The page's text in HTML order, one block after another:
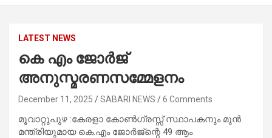
LATEST NEWS
കെ എം ജോർജ്
അനുസ്മരണസമ്മേളനം
December 11, 2025 SABARI NEWS 6 Comments
മൂവാറ്റുപുഴ :കേരളാ കോൺഗ്രസ്സ് സ്ഥാപകനും മുൻ
മന്ത്രിയുമായ കെ.എം ജോർജ്ന്റെ 49 ആം